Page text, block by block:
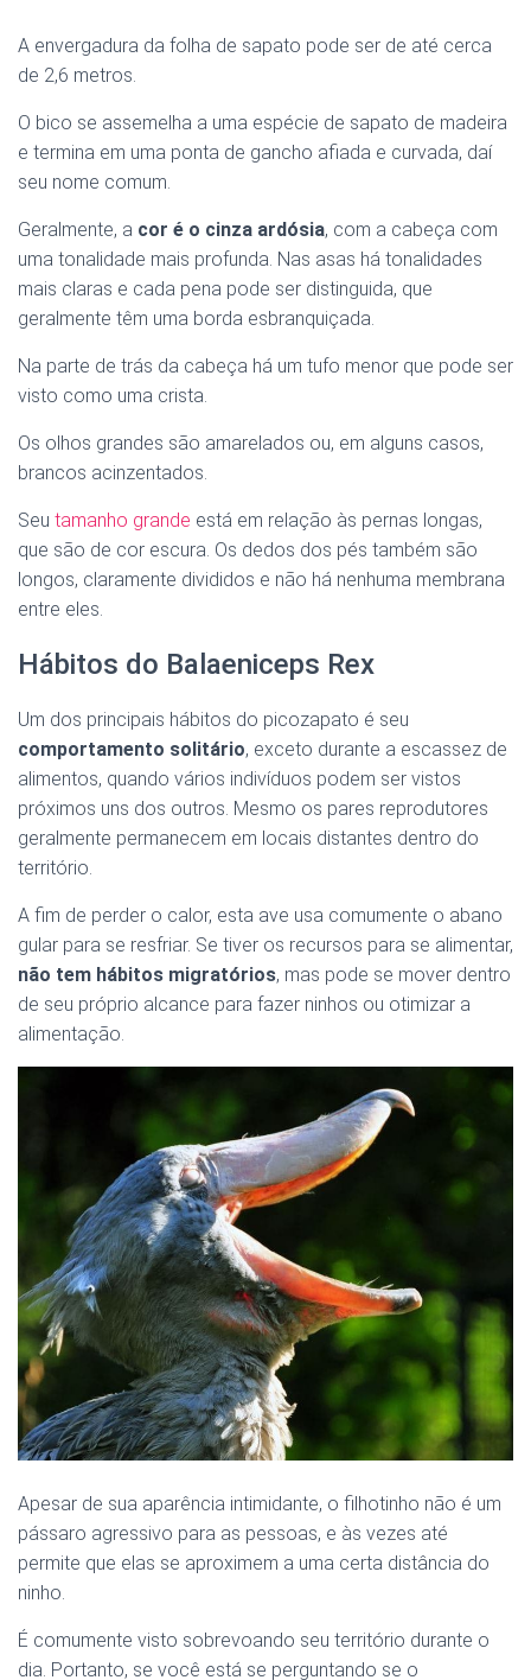
A envergadura da folha de sapato pode ser de até cerca
de 2,6 metros.
O bico se assemelha a uma espécie de sapato de madeira
e termina em uma ponta de gancho afiada e curvada, daí
seu nome comum.
Geralmente, a cor é o cinza ardósia, com a cabeça com
uma tonalidade mais profunda. Nas asas há tonalidades
mais claras e cada pena pode ser distinguida, que
geralmente têm uma borda esbranquiçada.
Na parte de trás da cabeça há um tufo menor que pode ser
visto como uma crista.
Os olhos grandes são amarelados ou, em alguns casos,
brancos acinzentados.
Seu tamanho grande está em relação às pernas longas,
que são de cor escura. Os dedos dos pés também são
longos, claramente divididos e não há nenhuma membrana
entre eles.
Hábitos do Balaeniceps Rex
Um dos principais hábitos do picozapato é seu
comportamento solitário, exceto durante a escassez de
alimentos, quando vários indivíduos podem ser vistos
próximos uns dos outros. Mesmo os pares reprodutores
geralmente permanecem em locais distantes dentro do
território.
A fim de perder o calor, esta ave usa comumente o abano
gular para se resfriar. Se tiver os recursos para se alimentar,
não tem hábitos migratórios, mas pode se mover dentro
de seu próprio alcance para fazer ninhos ou otimizar a
alimentação.
Apesar de sua aparência intimidante, o filhotinho não é um
pássaro agressivo para as pessoas, e às vezes até
permite que elas se aproximem a uma certa distância do
ninho.
É comumente visto sobrevoando seu território durante o
dia. Portanto, se você está se perguntando se o